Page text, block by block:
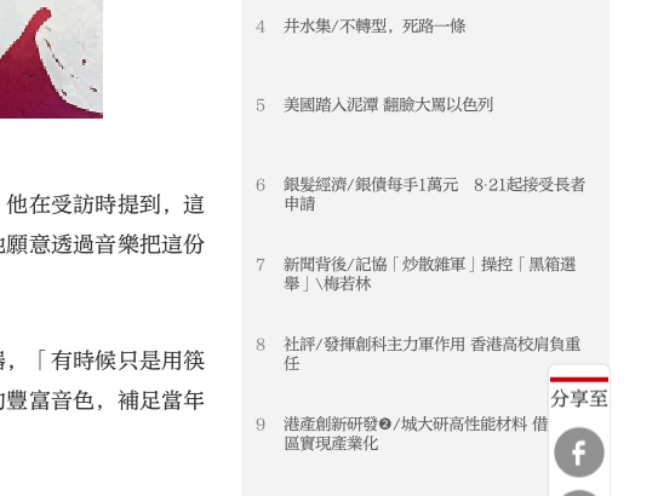
分享至
在受訪時提到，這
意透過音樂把這份
「有時候只是用筷
富音色，補足當年
4 井水集/不轉型，死路一條
5 美國踏入泥潭 翻臉大罵以色列
6
銀髮經濟/銀債每手1萬元 8‧21起接受長者
申請
7
新聞背後/記協「炒散雜軍」操控「黑箱選
舉」\梅若林
8
社評/發揮創科主力軍作用 香港高校肩負重
任
9
港產創新研發❷/城大研高性能材料 借力灣
區實現產業化